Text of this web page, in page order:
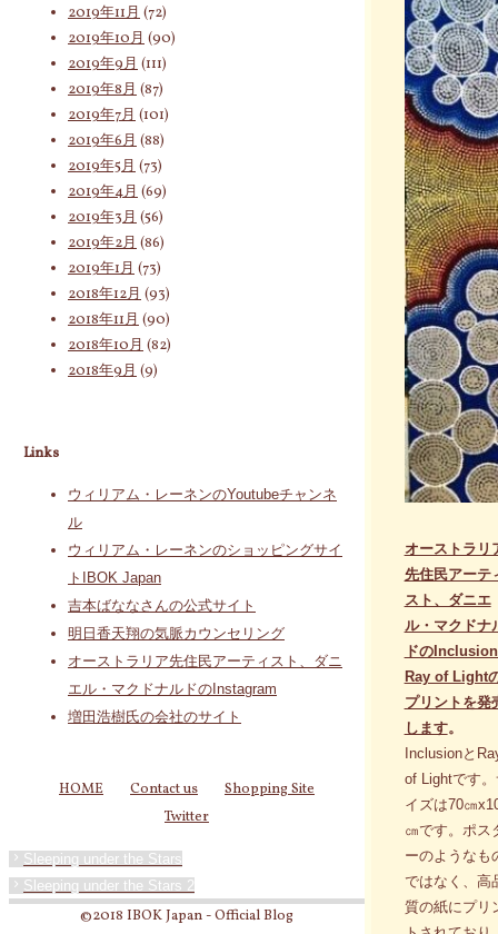
オーストラリ
先住民アーテ
スト、ダニエ
ル・マクドナ
ドの
Ray of Light
プリントを発
します。
Inclusionと
of Lightです。
イズは70㎝
㎝です。ポス
ーのようなも
ではなく、高
質の紙にプリ
2019年11月 (72)
2019年10月 (90)
2019年9月 (111)
2019年8月 (87)
2019年7月 (101)
2019年6月 (88)
2019年5月 (73)
2019年4月 (69)
2019年3月 (56)
2019年2月 (86)
2019年1月 (73)
2018年12月 (93)
2018年11月 (90)
2018年10月 (82)
2018年9月 (9)
Links
ウィリアム・レーネンのYoutubeチャンネ
ル
ウィリアム・レーネンのショッピングサイ
トIBOK Japan
吉本ばななさんの公式サイト
明日香天翔の気脈カウンセリング
オーストラリア先住民アーティスト、ダニ
エル・マクドナルドのInstagram
増田浩樹氏の会社のサイト
HOME Contact us
Shopping Site
Twitter
Sleeping under the Stars
Sleeping under the Stars 2
©2018 IBOK Japan - Official Blog